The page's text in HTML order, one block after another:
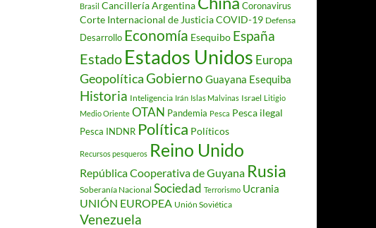
Brasil Cancillería Argentina Coronavirus
Corte Internacional de JusticiaCOVID-19 Defensa
Desarrollo Economía Esequibo España
Estado Estados Unidos Europa
GeopolíticaGobierno Guayana Esequiba
Historia Inteligencia Irán Islas Malvinas Israel Litigio
Medio Oriente OTAN Pandemia Pesca Pesca ilegal
Pesca INDNR Política Políticos
Recursos pesqueros Reino Unido
República Cooperativa de Guyana Rusia
Soberanía Nacional Sociedad Terrorismo Ucrania
UNIÓN EUROPEA Unión Soviética
Venezuela